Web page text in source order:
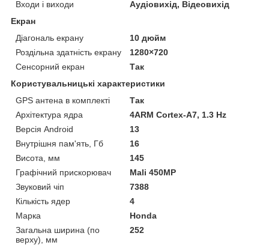
Входи і виходи
Аудіовихід, Відеовихід
Екран
Діагональ екрану
10 дюйм
Роздільна здатність екрану
1280×720
Сенсорний екран
Так
Користувальницькі характеристики
GPS антена в комплекті
Так
Архітектура ядра
4ARM Cortex-A7, 1.3 Hz
Версія Android
13
Внутрішня пам'ять, Гб
16
Висота, мм
145
Графічний прискорювач
Mali 450MP
Звуковий чіп
7388
Кількість ядер
4
Марка
Honda
Загальна ширина (по
верху), мм
252